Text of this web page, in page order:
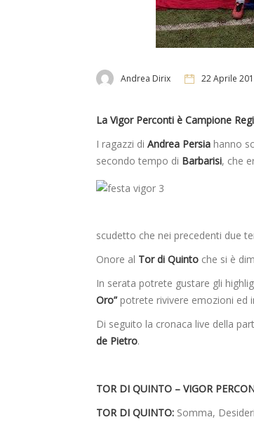
Andrea Dirix 22 Aprile
La Vigor Perconti è Campione
I ragazzi di Andrea Persia hanno
secondo tempo di Barbarisi, che
scudetto che nei precedenti due
Onore al Tor di Quinto che si è
In serata potrete gustare gli
Oro” potrete rivivere emozioni ed
Di seguito la cronaca live della
de Pietro.
TOR DI QUINTO – VIGOR
TOR DI QUINTO: Somma,